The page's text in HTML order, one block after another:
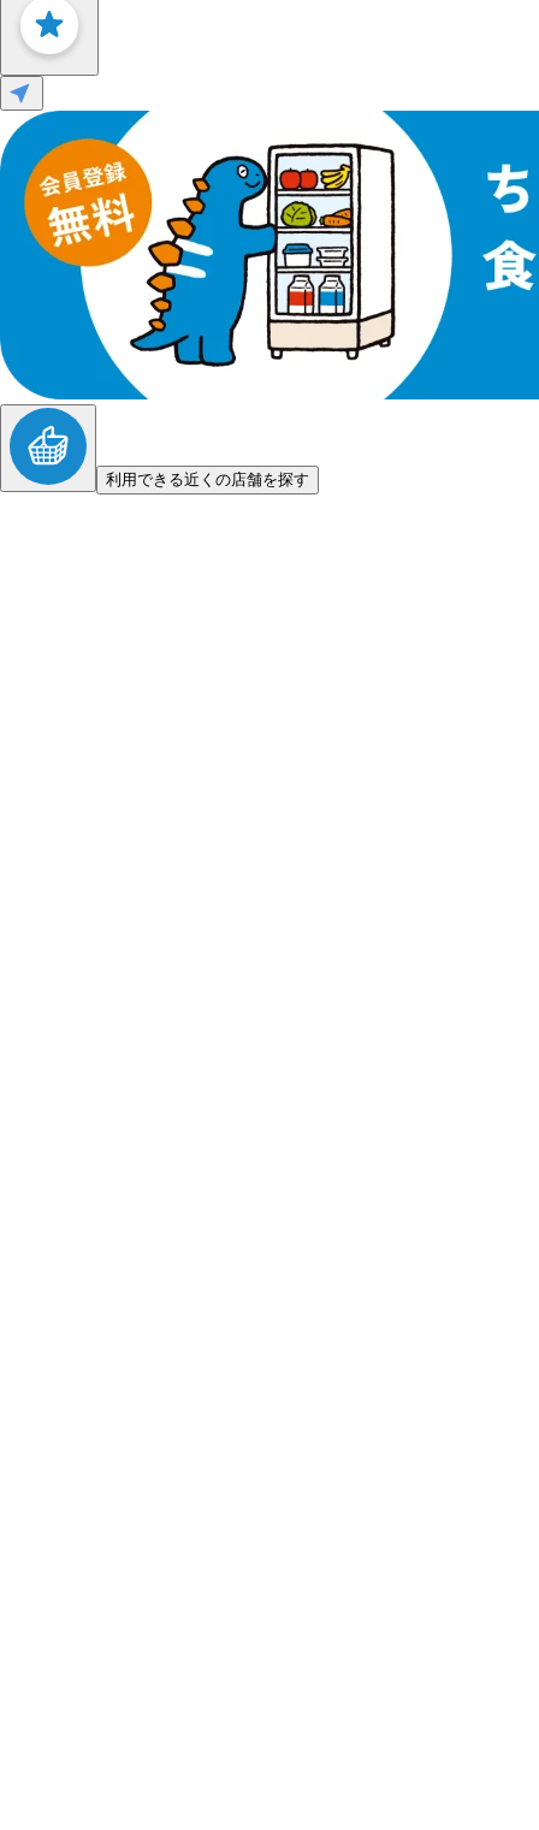
利用できる近くの店舗を探す